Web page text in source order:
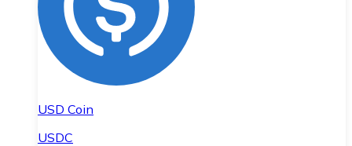
USD Coin
USDC